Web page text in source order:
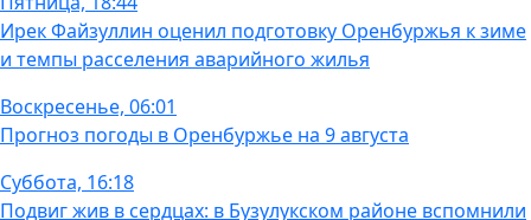
Ирек Файзуллин оценил подготовку Оренбуржья к зиме
и темпы расселения аварийного жилья
Воскресенье, 06:01
Прогноз погоды в Оренбуржье на 9 августа
Суббота, 16:18
Подвиг жив в сердцах: в Бузулукском районе вспомнили